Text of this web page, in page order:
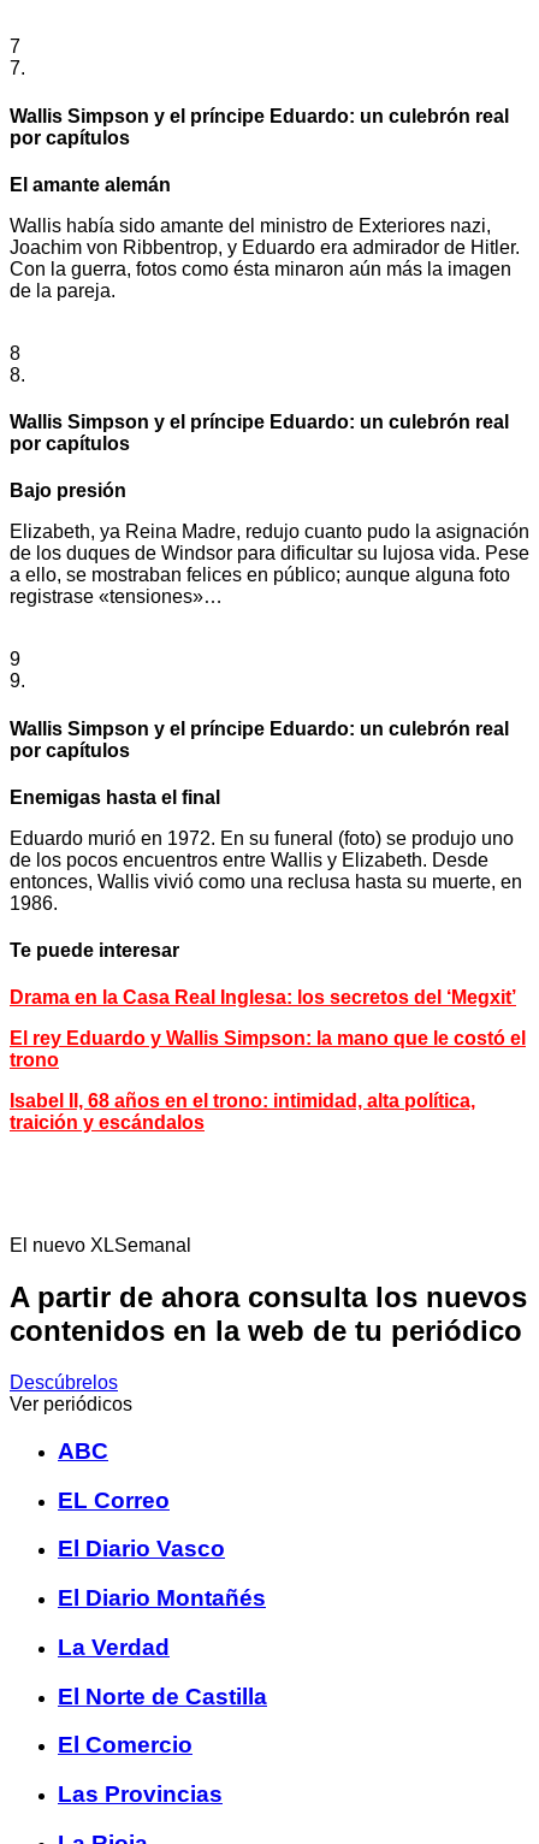
7
7.
Wallis Simpson y el príncipe Eduardo: un culebrón real
por capítulos
El amante alemán
Wallis había sido amante del ministro de Exteriores nazi,
Joachim von Ribbentrop, y Eduardo era admirador de Hitler.
Con la guerra, fotos como ésta minaron aún más la imagen
de la pareja.
8
8.
Wallis Simpson y el príncipe Eduardo: un culebrón real
por capítulos
Bajo presión
Elizabeth, ya Reina Madre, redujo cuanto pudo la asignación
de los duques de Windsor para dificultar su lujosa vida. Pese
a ello, se mostraban felices en público; aunque alguna foto
registrase «tensiones»…
9
9.
Wallis Simpson y el príncipe Eduardo: un culebrón real
por capítulos
Enemigas hasta el final
Eduardo murió en 1972. En su funeral (foto) se produjo uno
de los pocos encuentros entre Wallis y Elizabeth. Desde
entonces, Wallis vivió como una reclusa hasta su muerte, en
1986.
Te puede interesar
Drama en la Casa Real Inglesa: los secretos del ‘Megxit’
El rey Eduardo y Wallis Simpson: la mano que le costó el
trono
Isabel II, 68 años en el trono: intimidad, alta política,
traición y escándalos
El nuevo XLSemanal
A partir de ahora consulta los nuevos
contenidos en la web de tu periódico
Descúbrelos
Ver periódicos
ABC
EL Correo
El Diario Vasco
El Diario Montañés
La Verdad
El Norte de Castilla
El Comercio
Las Provincias